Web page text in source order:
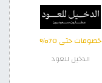
خصومات حتى 70%
الدخيل للعود